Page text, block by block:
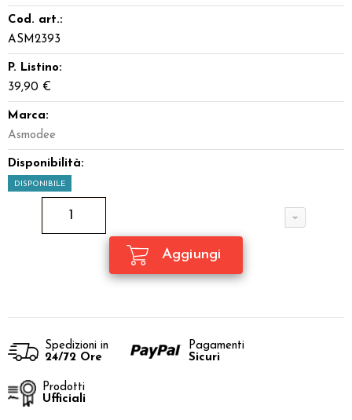
Cod. art.:
ASM2393
P. Listino:
39,90 €
Marca:
Asmodee
Disponibilità:
DISPONIBILE
Spedizioni in
24/72 Ore
Pagamenti
Sicuri
Prodotti
Ufficiali